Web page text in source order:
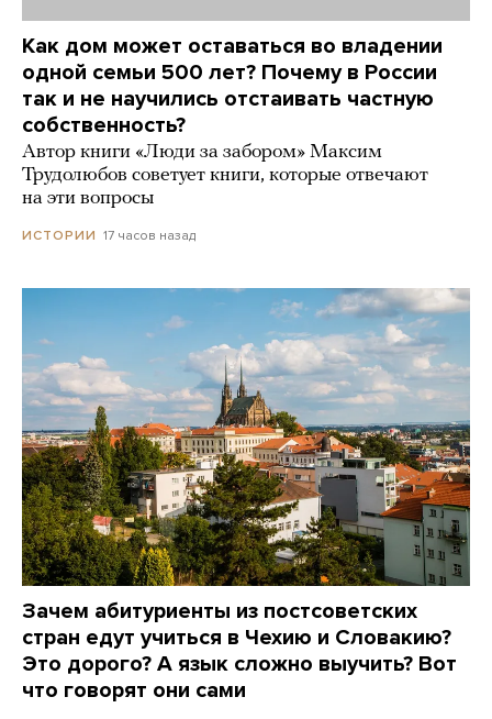
Как дом может оставаться во владении
одной семьи 500 лет? Почему в России
так и не научились отстаивать частную
собственность?
Автор книги «Люди за забором» Максим
Трудолюбов советует книги, которые отвечают
на эти вопросы
ИСТОРИИ 17 часов назад
Зачем абитуриенты из постсоветских
стран едут учиться в Чехию и Словакию?
Это дорого? А язык сложно выучить? Вот
что говорят они сами